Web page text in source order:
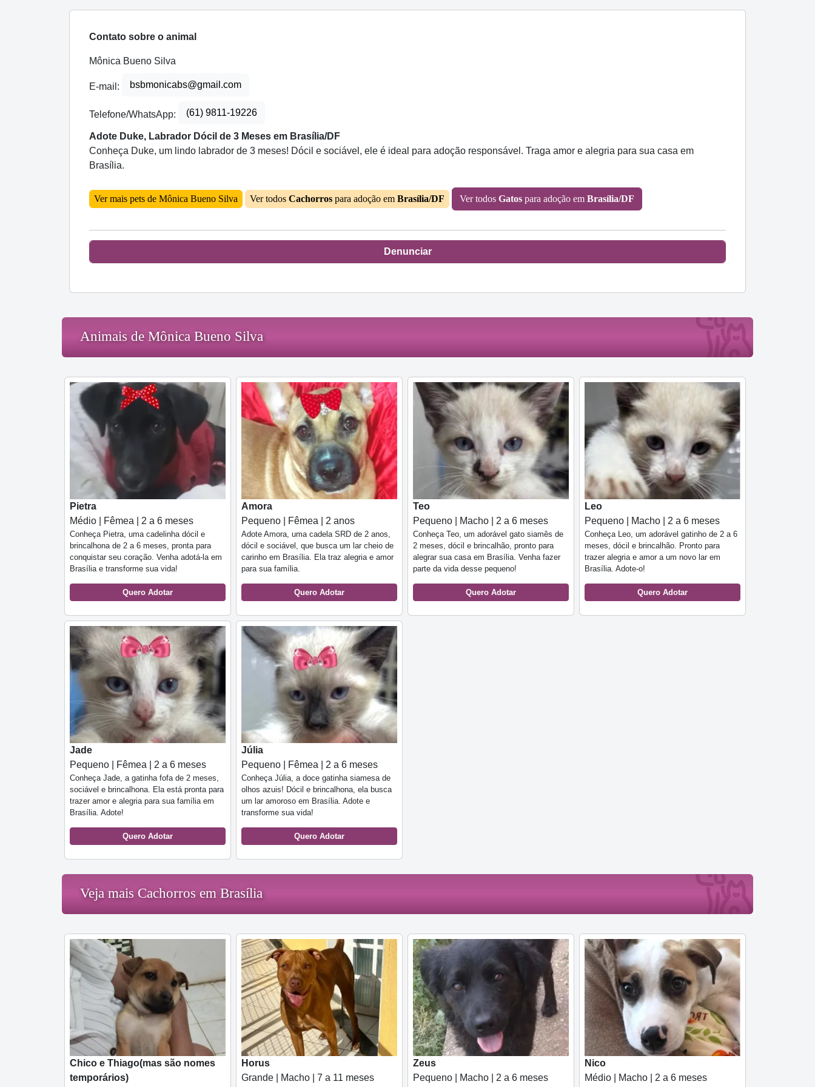
Contato sobre o animal
Mônica Bueno Silva
E-mail: bsbmonicabs@gmail.com
Telefone/WhatsApp: (61) 9811-19226
Adote Duke, Labrador Dócil de 3 Meses em Brasília/DF
Conheça Duke, um lindo labrador de 3 meses! Dócil e sociável, ele é ideal para adoção responsável. Traga amor e alegria para sua casa em
Brasília.
Ver mais pets de Mônica Bueno Silva Ver todos Cachorros para adoção em Brasília/DF Ver todos Gatos para adoção em Brasília/DF
Denunciar
Animais de Mônica Bueno Silva
Pietra
Médio | Fêmea | 2 a 6 meses
Conheça Pietra, uma cadelinha dócil e
brincalhona de 2 a 6 meses, pronta para
conquistar seu coração. Venha adotá-la em
Brasília e transforme sua vida!
Quero Adotar
Amora
Pequeno | Fêmea | 2 anos
Adote Amora, uma cadela SRD de 2 anos,
dócil e sociável, que busca um lar cheio de
carinho em Brasília. Ela traz alegria e amor
para sua família.
Quero Adotar
Teo
Pequeno | Macho | 2 a 6 meses
Conheça Teo, um adorável gato siamês de
2 meses, dócil e brincalhão, pronto para
alegrar sua casa em Brasília. Venha fazer
parte da vida desse pequeno!
Quero Adotar
Leo
Pequeno | Macho | 2 a 6 meses
Conheça Leo, um adorável gatinho de 2 a 6
meses, dócil e brincalhão. Pronto para
trazer alegria e amor a um novo lar em
Brasília. Adote-o!
Quero Adotar
Jade
Pequeno | Fêmea | 2 a 6 meses
Conheça Jade, a gatinha fofa de 2 meses,
sociável e brincalhona. Ela está pronta para
trazer amor e alegria para sua família em
Brasília. Adote!
Quero Adotar
Júlia
Pequeno | Fêmea | 2 a 6 meses
Conheça Júlia, a doce gatinha siamesa de
olhos azuis! Dócil e brincalhona, ela busca
um lar amoroso em Brasília. Adote e
transforme sua vida!
Quero Adotar
Veja mais Cachorros em Brasília
Chico e Thiago(mas são nomes
temporários)
Horus
Grande | Macho | 7 a 11 meses
Zeus
Pequeno | Macho | 2 a 6 meses
Nico
Médio | Macho | 2 a 6 meses